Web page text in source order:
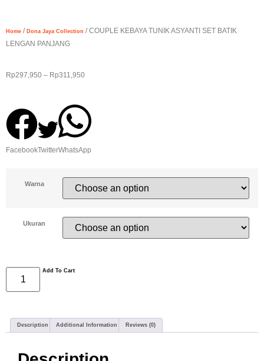
Home / Dona Jaya Collection / COUPLE KEBAYA TUNIK ASYANTI SET BATIK
LENGAN PANJANG
Rp297,950 – Rp311,950
FacebookTwitterWhatsApp
Warna
Ukuran
Add To Cart
Description Additional Information Reviews (0)